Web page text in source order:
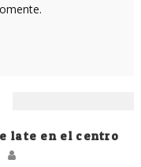
late en el centro